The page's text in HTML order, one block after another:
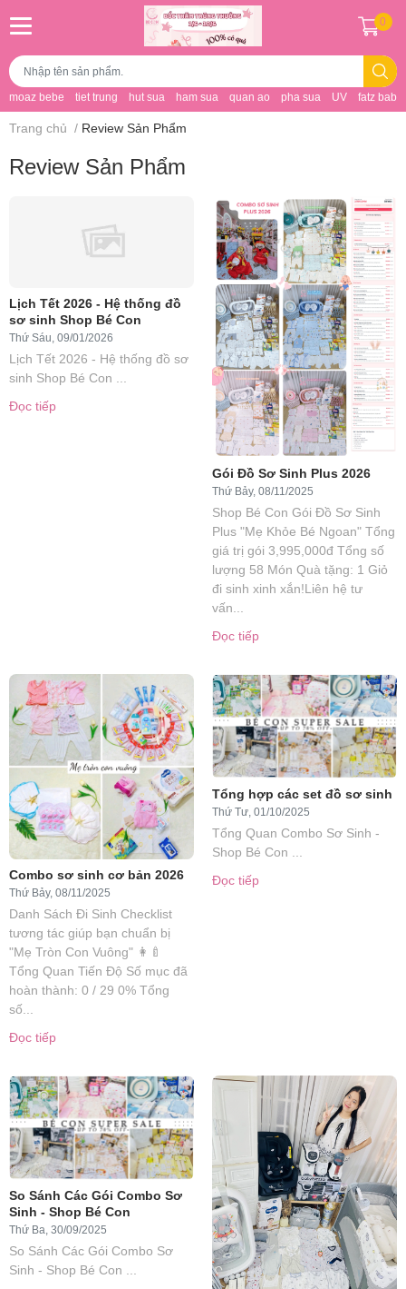
moaz bebe tiet trung hut sua ham sua quan ao pha sua UV fatz baby
0
Trang chủ / Review Sản Phẩm
Review Sản Phẩm
Lịch Tết 2026 - Hệ thống đồ
sơ sinh Shop Bé Con
Thứ Sáu, 09/01/2026
Lịch Tết 2026 - Hệ thống đồ sơ
sinh Shop Bé Con ...
Đọc tiếp
Gói Đồ Sơ Sinh Plus 2026
Thứ Bảy, 08/11/2025
Shop Bé Con Gói Đồ Sơ Sinh
Plus "Mẹ Khỏe Bé Ngoan" Tổng
giá trị gói 3,995,000đ Tổng số
lượng 58 Món Quà tặng: 1 Giỏ
đi sinh xinh xắn!Liên hệ tư
vấn...
Đọc tiếp
Combo sơ sinh cơ bản 2026
Thứ Bảy, 08/11/2025
Danh Sách Đi Sinh Checklist
tương tác giúp bạn chuẩn bị
"Mẹ Tròn Con Vuông" 👩‍🍼
Tổng Quan Tiến Độ Số mục đã
hoàn thành: 0 / 29 0% Tổng
số...
Đọc tiếp
Tổng hợp các set đồ sơ sinh
Thứ Tư, 01/10/2025
Tổng Quan Combo Sơ Sinh -
Shop Bé Con ...
Đọc tiếp
So Sánh Các Gói Combo Sơ
Sinh - Shop Bé Con
Thứ Ba, 30/09/2025
So Sánh Các Gói Combo Sơ
Sinh - Shop Bé Con ...